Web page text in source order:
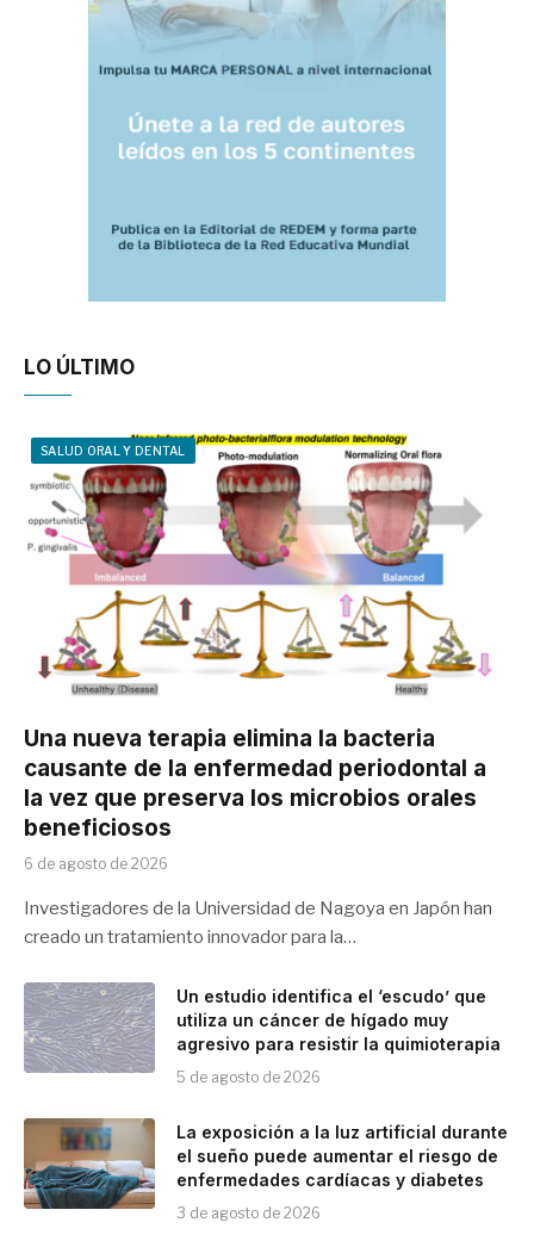
LO ÚLTIMO
SALUD ORAL Y DENTAL
Una nueva terapia elimina la bacteria
causante de la enfermedad periodontal a
la vez que preserva los microbios orales
beneficiosos
6 de agosto de 2026
Investigadores de la Universidad de Nagoya en Japón han
creado un tratamiento innovador para la…
Un estudio identifica el ‘escudo’ que
utiliza un cáncer de hígado muy
agresivo para resistir la quimioterapia
5 de agosto de 2026
La exposición a la luz artificial durante
el sueño puede aumentar el riesgo de
enfermedades cardíacas y diabetes
3 de agosto de 2026